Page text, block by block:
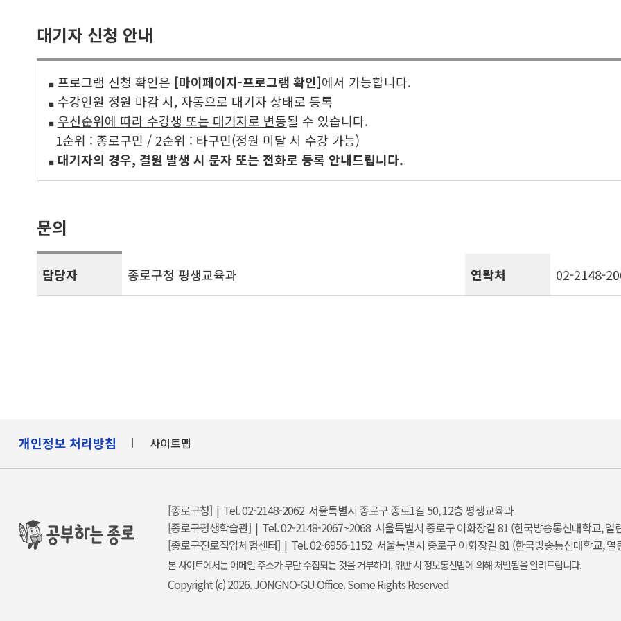
대기자 신청 안내
■ 프로그램 신청 확인은 [마이페이지-프로그램 확인]에서 가능합니다.
■ 수강인원 정원 마감 시, 자동으로 대기자 상태로 등록
■ 우선순위에 따라 수강생 또는 대기자로 변동될 수 있습니다.
1순위 : 종로구민 / 2순위 : 타구민(정원 미달 시 수강 가능)
■대기자의 경우, 결원 발생 시 문자 또는 전화로 등록 안내드립니다.
문의
담당자 종로구청 평생교육과 연락처 02-2148-
개인정보 처리방침 사이트맵
[종로구청] | Tel. 02-2148-2062 서울특별시 종로구 종로1길 50, 12층 평생교육과
[종로구평생학습관] | Tel. 02-2148-2067~2068 서울특별시 종로구 이화장길 81 (한국방송통신대학교, 열
[종로구진로직업체험센터] | Tel. 02-6956-1152 서울특별시 종로구 이화장길 81 (한국방송통신대학교, 열
본 사이트에서는 이메일 주소가 무단 수집되는 것을 거부하며, 위반 시 정보통신법에 의해 처벌됨을 알려드립니다.
Copyright (c) 2026. JONGNO-GU Office. Some Rights Reserved